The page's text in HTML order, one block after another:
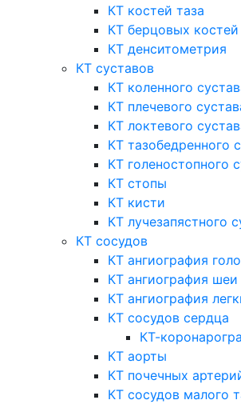
КТ костей таза
КТ берцовых костей
КТ денситометрия
КТ суставов
КТ коленного
КТ плечевого
КТ локтевого
КТ тазобедренного
КТ голеностопного
КТ стопы
КТ кисти
КТ лучезапястного
КТ сосудов
КТ ангиография
КТ ангиография шеи
КТ ангиография
КТ сосудов сердца
КТ-
КТ аорты
КТ почечных
КТ сосудов малого